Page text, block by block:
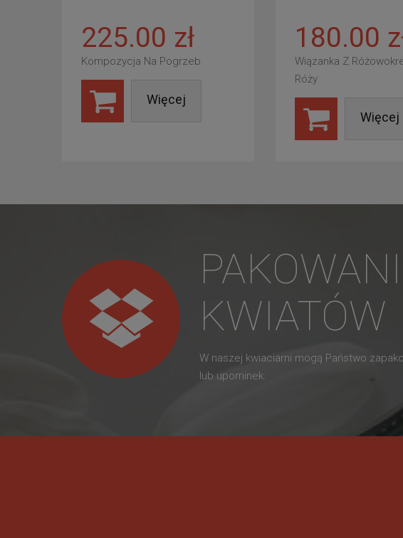
225.00 zł
Kompozycja Na Pogrzeb
Więcej
180.00
Wiązanka Z
Róży
Więcej
KWIATÓW
W naszej kwiaciarni mogą Państwo
lub upominek.